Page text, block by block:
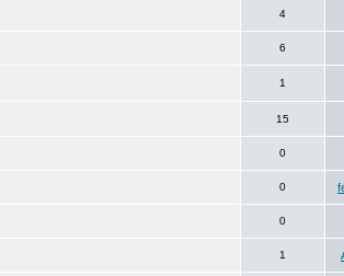
4
6
1
15
0
0
0
1